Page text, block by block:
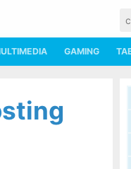
GAMING